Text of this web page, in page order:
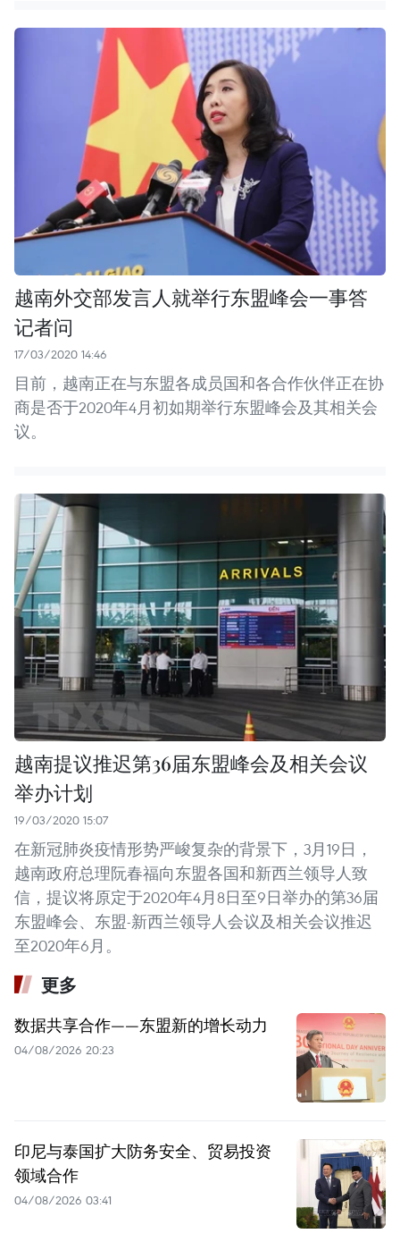
越南外交部发言人就举行东盟峰会一事答
记者问
17/03/2020 14:46
目前，越南正在与东盟各成员国和各合作伙伴正在协
商是否于2020年4月初如期举行东盟峰会及其相关会
议。
越南提议推迟第36届东盟峰会及相关会议
举办计划
19/03/2020 15:07
在新冠肺炎疫情形势严峻复杂的背景下，3月19日，
越南政府总理阮春福向东盟各国和新西兰领导人致
信，提议将原定于2020年4月8日至9日举办的第36届
东盟峰会、东盟-新西兰领导人会议及相关会议推迟
至2020年6月。
更多
数据共享合作——东盟新的增长动力
04/08/2026 20:23
印尼与泰国扩大防务安全、贸易投资
领域合作
04/08/2026 03:41